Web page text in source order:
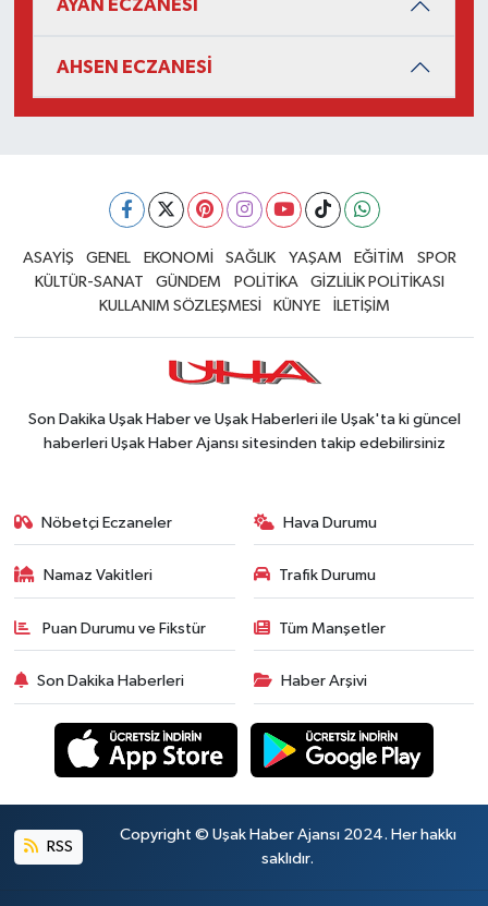
AYAN ECZANESİ
AHSEN ECZANESİ
ASAYİŞ GENEL EKONOMİ SAĞLIK YAŞAM EĞİTİM
SPOR
KÜLTÜR-SANAT
GÜNDEM POLİTİKA
GİZLİLİK POLİTİKASI
KULLANIM SÖZLEŞMESİ
KÜNYE İLETİŞİM
Son Dakika Uşak Haber ve Uşak Haberleri ile Uşak'ta ki güncel
haberleri Uşak Haber Ajansı sitesinden takip edebilirsiniz
Nöbetçi Eczaneler Hava Durumu
Namaz Vakitleri Trafik Durumu
Puan Durumu ve Fikstür Tüm Manşetler
Son Dakika Haberleri Haber Arşivi
RSS
Copyright © Uşak Haber Ajansı 2024. Her hakkı
saklıdır.